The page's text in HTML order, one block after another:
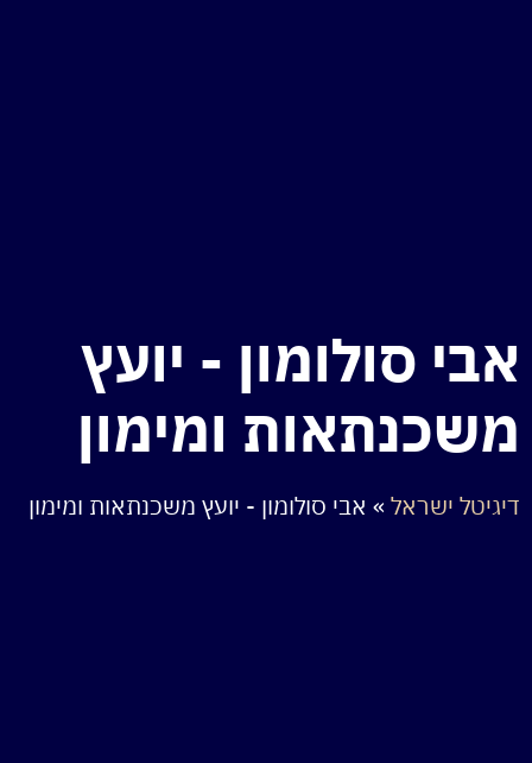
אבי סולומון - יועץ
משכנתאות ומימון
דיגיטל ישראל » אבי סולומון - יועץ משכנתאות ומימון